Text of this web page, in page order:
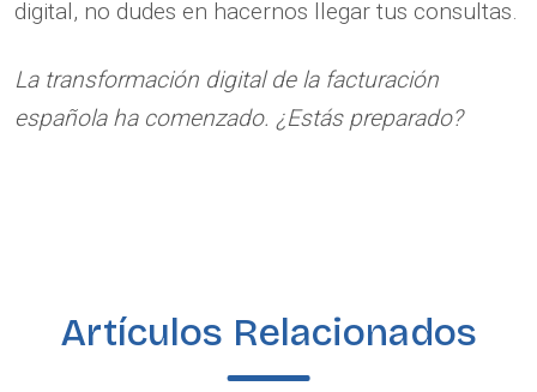
digital, no dudes en hacernos llegar tus consultas.
La transformación digital de la facturación
española ha comenzado. ¿Estás preparado?
Artículos Relacionados